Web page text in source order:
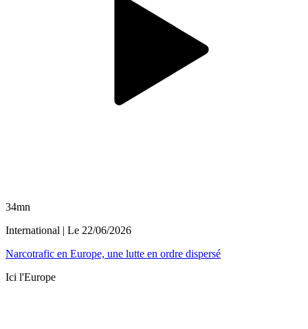
34mn
International | Le 22/06/2026
Narcotrafic en Europe, une lutte en ordre dispersé
Ici l'Europe